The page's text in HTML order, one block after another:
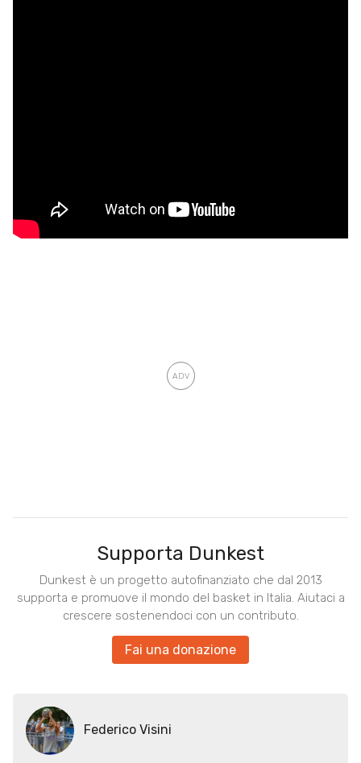
Supporta Dunkest
Dunkest è un progetto autofinanziato che dal 2013
supporta e promuove il mondo del basket in Italia. Aiutaci a
crescere sostenendoci con un contributo.
Fai una donazione
Federico Visini